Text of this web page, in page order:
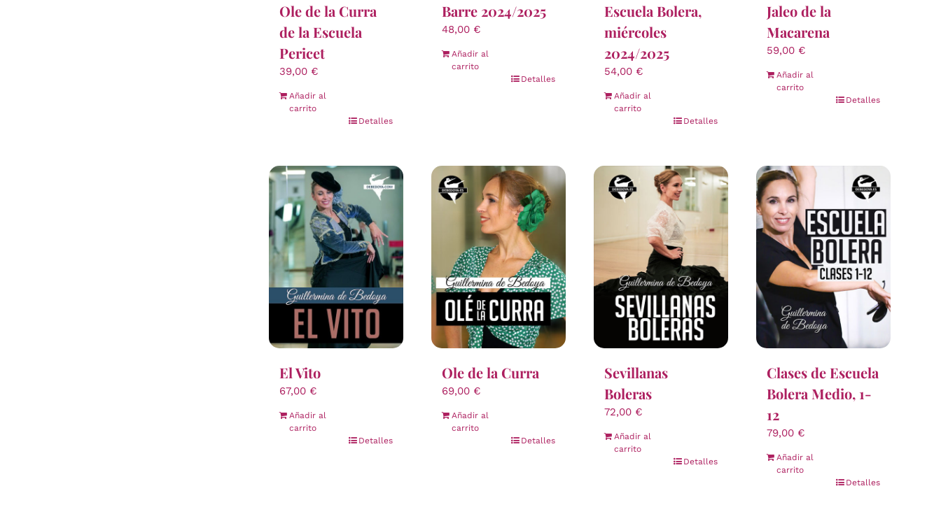
Ole de la Curra
de la Escuela
Pericet
39,00 €
Añadir al
carrito
Detalles
Barre 2024/2025
48,00 €
Añadir al
carrito
Detalles
Escuela Bolera,
miércoles
2024/2025
54,00 €
Añadir al
carrito
Detalles
Jaleo de la
Macarena
59,00 €
Añadir al
carrito
Detalles
El Vito
67,00 €
Añadir al
carrito
Detalles
Ole de la Curra
69,00 €
Añadir al
carrito
Detalles
Sevillanas
Boleras
72,00 €
Añadir al
carrito
Detalles
Clases de Escuela
Bolera Medio, 1-
12
79,00 €
Añadir al
carrito
Detalles